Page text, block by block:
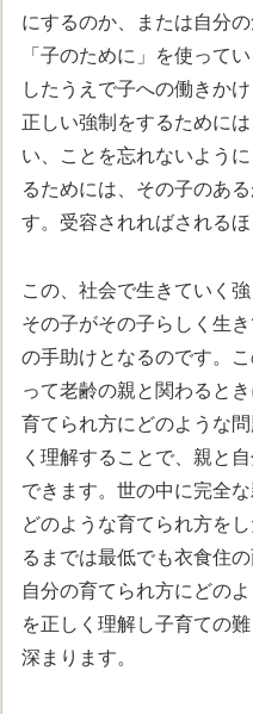
にするのか、または自分
「子のために」を使って
したうえで子への働きか
正しい強制をするために
い、ことを忘れないよう
るためには、その子のあ
す。受容されればされる
この、社会で生きていく
その子がその子らしく生
の手助けとなるのです。
って老齢の親と関わると
育てられ方にどのような
く理解することで、親と
できます。世の中に完全
どのような育てられ方を
るまでは最低でも衣食住
自分の育てられ方にどの
を正しく理解し子育ての
深まります。